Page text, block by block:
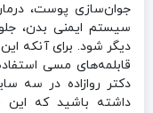
جوان‌سازی پوست،
سیستم ایمنی بدن،
دیگر شود. برای آنکه
قابلمه‌های مسی
دکتر روازاده در سه
داشته باشید که این